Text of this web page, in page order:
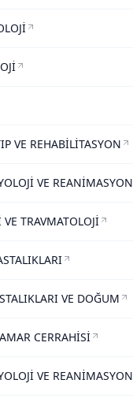
VE REHABİLİTASYON
VE REANİMASYON
TRAVMATOLOJİ
VE DOĞUM
CERRAHİSİ
VE REANİMASYON